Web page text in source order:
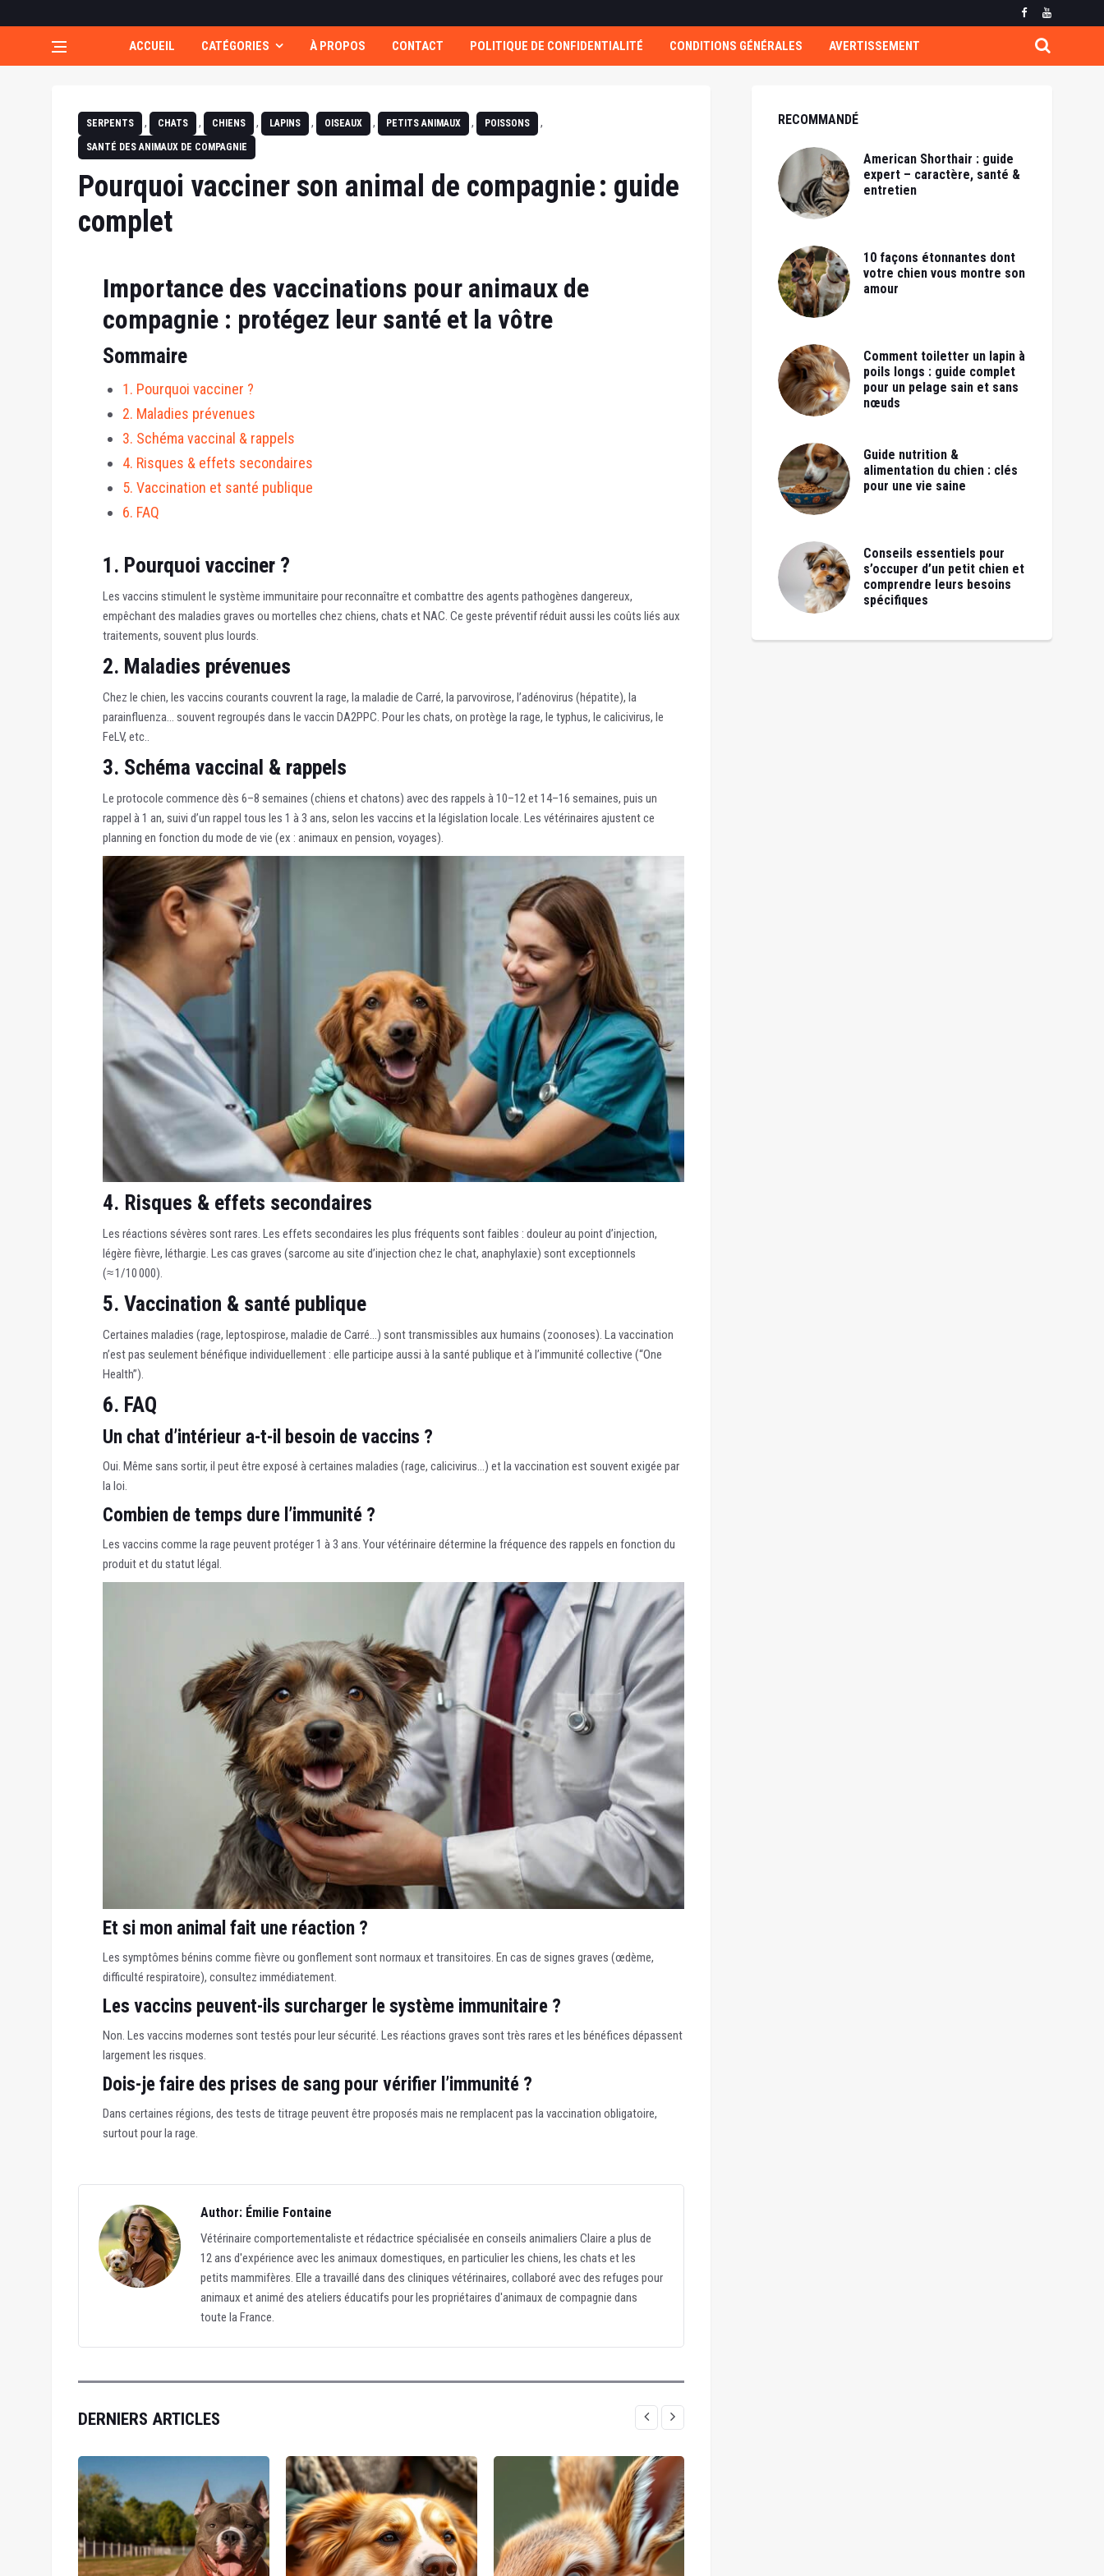
ACCUEIL CATÉGORIES À PROPOS CONTACT POLITIQUE DE CONFIDENTIALITÉ CONDITIONS GÉNÉRALES AVERTISSEMENT
SERPENTS , CHATS , CHIENS , LAPINS , OISEAUX , PETITS ANIMAUX , POISSONS ,
SANTÉ DES ANIMAUX DE COMPAGNIE
Pourquoi vacciner son animal de compagnie : guide
complet
Importance des vaccinations pour animaux de
compagnie : protégez leur santé et la vôtre
Sommaire
1. Pourquoi vacciner ?
2. Maladies prévenues
3. Schéma vaccinal & rappels
4. Risques & effets secondaires
5. Vaccination et santé publique
6. FAQ
1. Pourquoi vacciner ?
Les vaccins stimulent le système immunitaire pour reconnaître et combattre des agents pathogènes dangereux,
empêchant des maladies graves ou mortelles chez chiens, chats et NAC. Ce geste préventif réduit aussi les coûts liés aux
traitements, souvent plus lourds.
2. Maladies prévenues
Chez le chien, les vaccins courants couvrent la rage, la maladie de Carré, la parvovirose, l’adénovirus (hépatite), la
parainfluenza… souvent regroupés dans le vaccin DA2PPC. Pour les chats, on protège la rage, le typhus, le calicivirus, le
FeLV, etc..
3. Schéma vaccinal & rappels
Le protocole commence dès 6–8 semaines (chiens et chatons) avec des rappels à 10–12 et 14–16 semaines, puis un
rappel à 1 an, suivi d’un rappel tous les 1 à 3 ans, selon les vaccins et la législation locale. Les vétérinaires ajustent ce
planning en fonction du mode de vie (ex : animaux en pension, voyages).
4. Risques & effets secondaires
Les réactions sévères sont rares. Les effets secondaires les plus fréquents sont faibles : douleur au point d’injection,
légère fièvre, léthargie. Les cas graves (sarcome au site d’injection chez le chat, anaphylaxie) sont exceptionnels
(≈ 1/10 000).
5. Vaccination & santé publique
Certaines maladies (rage, leptospirose, maladie de Carré…) sont transmissibles aux humains (zoonoses). La vaccination
n’est pas seulement bénéfique individuellement : elle participe aussi à la santé publique et à l’immunité collective (“One
Health”).
6. FAQ
Un chat d’intérieur a-t-il besoin de vaccins ?
Oui. Même sans sortir, il peut être exposé à certaines maladies (rage, calicivirus…) et la vaccination est souvent exigée par
la loi.
Combien de temps dure l’immunité ?
Les vaccins comme la rage peuvent protéger 1 à 3 ans. Your vétérinaire détermine la fréquence des rappels en fonction du
produit et du statut légal.
Et si mon animal fait une réaction ?
Les symptômes bénins comme fièvre ou gonflement sont normaux et transitoires. En cas de signes graves (œdème,
difficulté respiratoire), consultez immédiatement.
Les vaccins peuvent-ils surcharger le système immunitaire ?
Non. Les vaccins modernes sont testés pour leur sécurité. Les réactions graves sont très rares et les bénéfices dépassent
largement les risques.
Dois-je faire des prises de sang pour vérifier l’immunité ?
Dans certaines régions, des tests de titrage peuvent être proposés mais ne remplacent pas la vaccination obligatoire,
surtout pour la rage.
Author: Émilie Fontaine
Vétérinaire comportementaliste et rédactrice spécialisée en conseils animaliers Claire a plus de
12 ans d'expérience avec les animaux domestiques, en particulier les chiens, les chats et les
petits mammifères. Elle a travaillé dans des cliniques vétérinaires, collaboré avec des refuges pour
animaux et animé des ateliers éducatifs pour les propriétaires d'animaux de compagnie dans
toute la France.
DERNIERS ARTICLES
RECOMMANDÉ
American Shorthair : guide
expert – caractère, santé &
entretien
10 façons étonnantes dont
votre chien vous montre son
amour
Comment toiletter un lapin à
poils longs : guide complet
pour un pelage sain et sans
nœuds
Guide nutrition &
alimentation du chien : clés
pour une vie saine
Conseils essentiels pour
s’occuper d’un petit chien et
comprendre leurs besoins
spécifiques